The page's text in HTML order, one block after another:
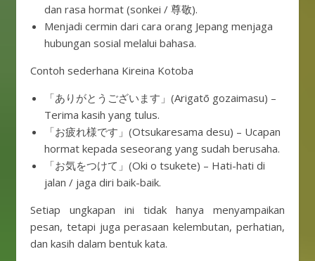
dan rasa hormat (sonkei / 尊敬).
Menjadi cermin dari cara orang Jepang menjaga
hubungan sosial melalui bahasa.
Contoh sederhana Kireina Kotoba
「ありがとうございます」(Arigatō gozaimasu) –
Terima kasih yang tulus.
「お疲れ様です」(Otsukaresama desu) – Ucapan
hormat kepada seseorang yang sudah berusaha.
「お気をつけて」(Oki o tsukete) – Hati-hati di
jalan / jaga diri baik-baik.
Setiap ungkapan ini tidak hanya menyampaikan
pesan, tetapi juga perasaan kelembutan, perhatian,
dan kasih dalam bentuk kata.